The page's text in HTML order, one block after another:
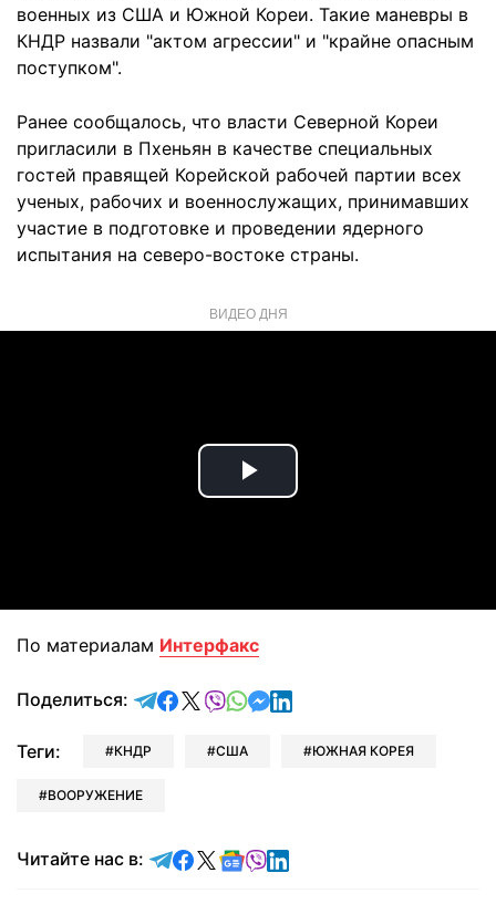
военных из США и Южной Кореи. Такие маневры в
КНДР назвали "актом агрессии" и "крайне опасным
поступком".
Ранее сообщалось, что власти Северной Кореи
пригласили в Пхеньян в качестве специальных
гостей правящей Корейской рабочей партии всех
ученых, рабочих и военнослужащих, принимавших
участие в подготовке и проведении ядерного
испытания на северо-востоке страны.
ВИДЕО ДНЯ
Play
По материалам Интерфакс
Поделиться: отправить в Telegram
поделиться в Facebook
поделиться в X
отправить в Viber
отправить в Whatsapp
отправить в Messenger
отправить в LinkedIn
Теги: КНДР США ЮЖНАЯ КОРЕЯ
ВООРУЖЕНИЕ
Читайте нас в: Читайте в Telegram
Читайте в Facebook
Читайте в X
Читайте в Google news
Читайте в Viber
Читайте в LinkedIn